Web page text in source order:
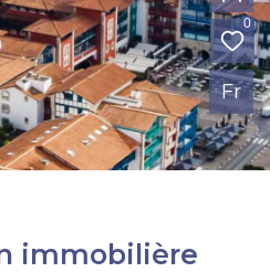
0
Fr
immobilière